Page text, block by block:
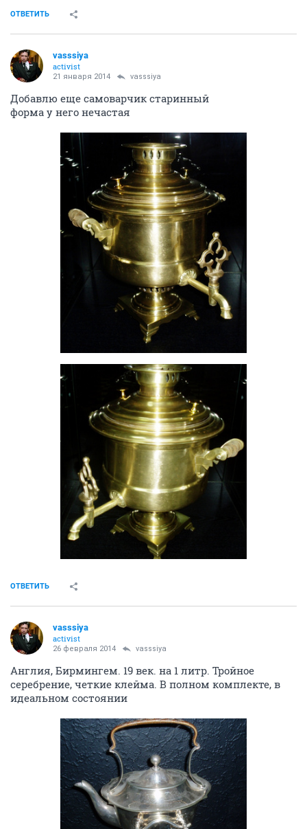
ОТВЕТИТЬ
vasssiya
activist
21 января 2014 vasssiya
Добавлю еще самоварчик старинный
форма у него нечастая
ОТВЕТИТЬ
vasssiya
activist
26 февраля 2014 vasssiya
Англия, Бирмингем. 19 век. на 1 литр. Тройное
серебрение, четкие клейма. В полном комплекте, в
идеальном состоянии